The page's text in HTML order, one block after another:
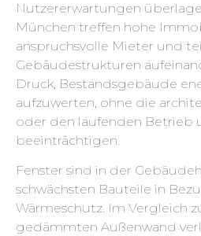
Nutzererwartungen
München treffen hohe
anspruchsvolle Mieter und
Gebäudestrukturen
Druck, Bestandsgebäude
aufzuwerten, ohne die
oder den laufenden Betrieb
beeinträchtigen.
Fenster sind in der
schwächsten Bauteile in
Wärmeschutz. Im Vergleich
gedämmten Außenwand